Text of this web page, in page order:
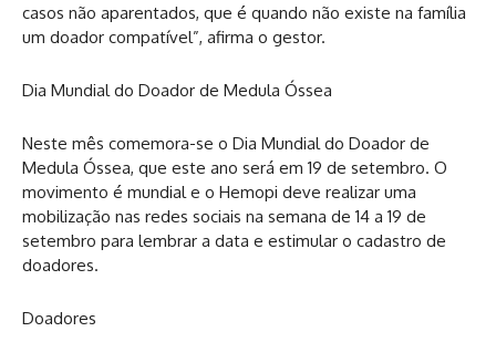
casos não aparentados, que é quando não existe na família
um doador compatível”, afirma o gestor.
Dia Mundial do Doador de Medula Óssea
Neste mês comemora-se o Dia Mundial do Doador de
Medula Óssea, que este ano será em 19 de setembro. O
movimento é mundial e o Hemopi deve realizar uma
mobilização nas redes sociais na semana de 14 a 19 de
setembro para lembrar a data e estimular o cadastro de
doadores.
Doadores